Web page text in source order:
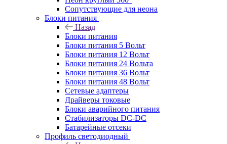
Сопутствующие для неона
Блоки питания
Назад
Блоки питания
Блоки питания 5 Вольт
Блоки питания 12 Вольт
Блоки питания 24 Вольта
Блоки питания 36 Вольт
Блоки питания 48 Вольт
Сетевые адаптеры
Драйверы токовые
Блоки аварийного питания
Стабилизаторы DC-DC
Батарейные отсеки
Профиль светодиодный